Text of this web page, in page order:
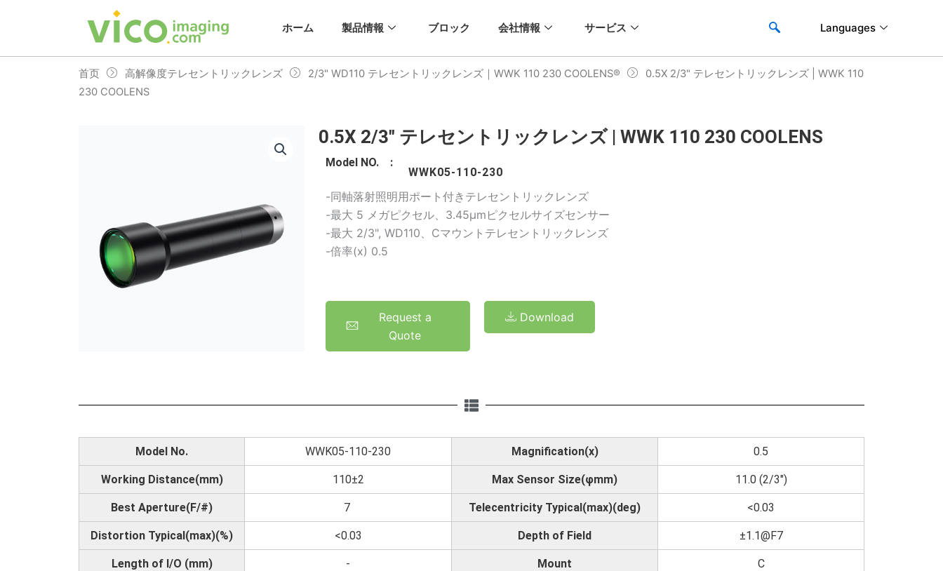
ホーム 製品情報 ブロック 会社情報 サービス Languages
首页 高解像度テレセントリックレンズ 2/3" WD110 テレセントリックレンズ｜WWK 110 230 COOLENS®
0.5X 2/3" テレセントリックレンズ | WWK 110
230 COOLENS
0.5X 2/3" テレセントリックレンズ | WWK 110 230 COOLENS
Model NO. :
WWK05-110-230
-同軸落射照明用ポート付きテレセントリックレンズ
-最大 5 メガピクセル、3.45μmピクセルサイズセンサー
-最大 2/3", WD110、Cマウントテレセントリックレンズ
-倍率(x) 0.5
Request a
Quote
Download
Model No. WWK05-110-230 Magnification(x) 0.5
Working Distance(mm) 110±2 Max Sensor Size(φmm) 11.0 (2/3")
Best Aperture(F/#) 7 Telecentricity Typical(max)(deg) <0.03
Distortion Typical(max)(%) <0.03 Depth of Field ±1.1@F7
Length of I/O (mm) - Mount C